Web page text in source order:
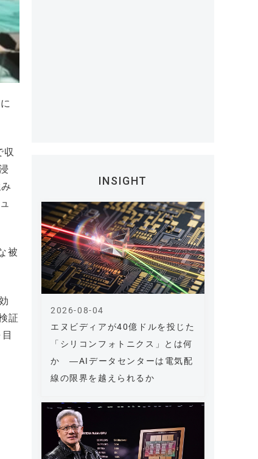
収
被
証
INSIGHT
エヌビディアが40億ドルを投じた
「シリコンフォトニクス」とは何
か ―AIデータセンターは電気配
線の限界を越えられるか
2026-08-04